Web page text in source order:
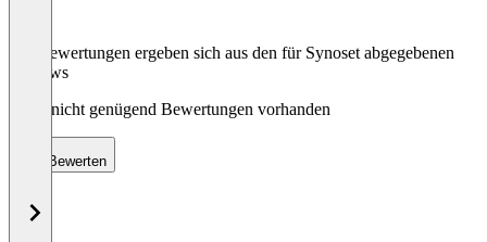
Die Bewertungen ergeben sich aus den für Synoset abgegebenen
Reviews
Noch nicht genügend Bewertungen vorhanden
Bewerten